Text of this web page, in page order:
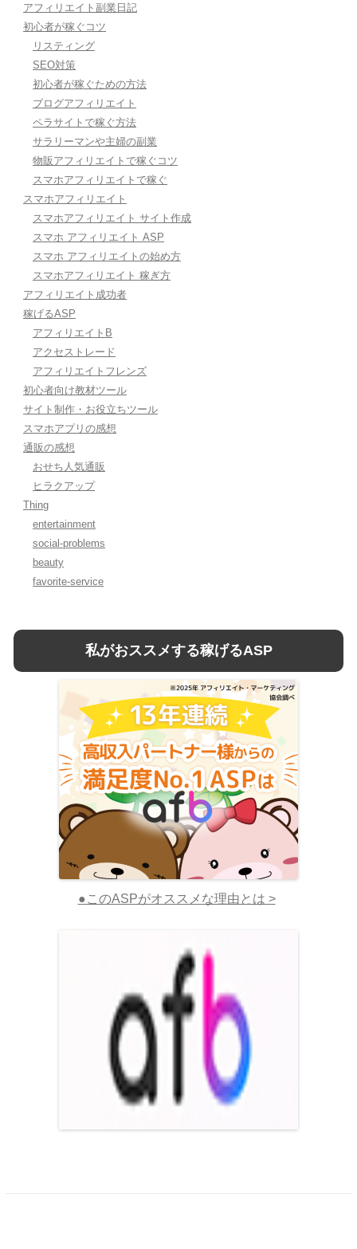
アフィリエイト副業日記
初心者が稼ぐコツ
リスティング
SEO対策
初心者が稼ぐための方法
ブログアフィリエイト
ペラサイトで稼ぐ方法
サラリーマンや主婦の副業
物販アフィリエイトで稼ぐコツ
スマホアフィリエイトで稼ぐ
スマホアフィリエイト
スマホアフィリエイト サイト作成
スマホ アフィリエイト ASP
スマホ アフィリエイトの始め方
スマホアフィリエイト 稼ぎ方
アフィリエイト成功者
稼げるASP
アフィリエイトB
アクセストレード
アフィリエイトフレンズ
初心者向け教材ツール
サイト制作・お役立ちツール
スマホアプリの感想
通販の感想
おせち人気通販
ヒラクアップ
Thing
entertainment
social-problems
beauty
favorite-service
私がおススメする稼げるASP
●このASPがオススメな理由とは >